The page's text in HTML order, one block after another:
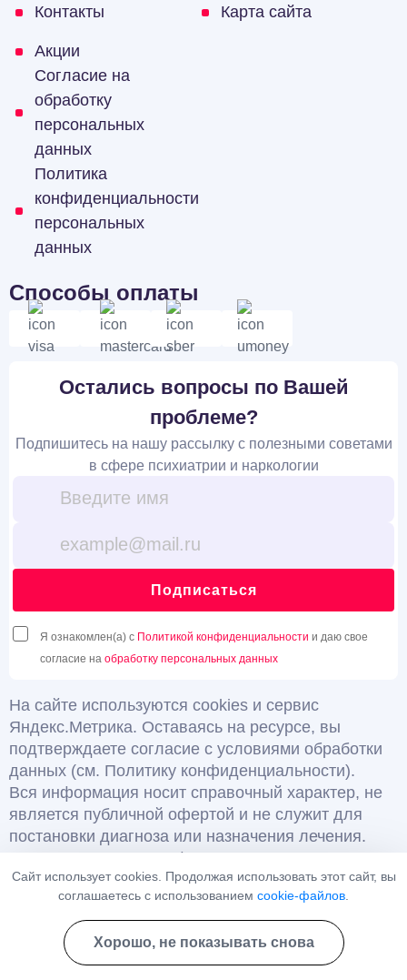
Контакты
Карта сайта
Акции
Согласие на
обработку
персональных
данных
Политика
конфиденциальности
персональных
данных
Способы оплаты
Остались вопросы по Вашей
проблеме?
Подпишитесь на нашу рассылку с полезными советами
в сфере психиатрии и наркологии
Подписаться
Я ознакомлен(а) с Политикой конфиденциальности и даю свое
согласие на обработку персональных данных
На сайте используются cookies и сервис
Яндекс.Метрика. Оставаясь на ресурсе, вы
подтверждаете согласие с условиями обработки
данных (см. Политику конфиденциальности).
Вся информация носит справочный характер, не
является публичной офертой и не служит для
постановки диагноза или назначения лечения.
Консультации по телефону и в мессенджерах
являются информационными и не относятся к
медицинским услугам.
Имеются противопоказания, необходима
консультация специалиста. 18+
© Нарколог-Психиатр. Все права защищены.
Сайт использует cookies. Продолжая использовать этот сайт, вы
соглашаетесь с использованием cookie-файлов
Хорошо, не показывать снова